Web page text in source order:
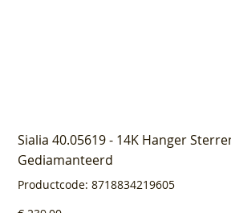
Sialia 40.05619 - 14K Hanger
Gediamanteerd
Productcode: Productcode
8718834219605
8718834219605
Prijs